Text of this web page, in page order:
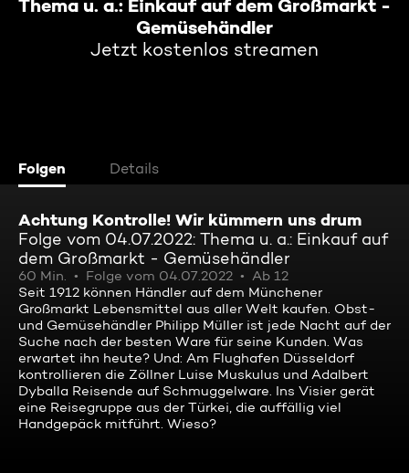
Thema u. a.: Einkauf auf dem Großmarkt -
Gemüsehändler
Jetzt kostenlos streamen
Folgen Details
Achtung Kontrolle! Wir kümmern uns drum
Folge vom 04.07.2022: Thema u. a.: Einkauf auf
dem Großmarkt - Gemüsehändler
60 Min. Folge vom 04.07.2022
Ab 12
Seit 1912 können Händler auf dem Münchener
Großmarkt Lebensmittel aus aller Welt kaufen. Obst-
und Gemüsehändler Philipp Müller ist jede Nacht auf der
Suche nach der besten Ware für seine Kunden. Was
erwartet ihn heute? Und: Am Flughafen Düsseldorf
kontrollieren die Zöllner Luise Muskulus und Adalbert
Dyballa Reisende auf Schmuggelware. Ins Visier gerät
eine Reisegruppe aus der Türkei, die auffällig viel
Handgepäck mitführt. Wieso?